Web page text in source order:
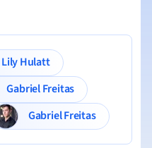
Lily Hulatt
Gabriel Freitas
Gabriel Freitas